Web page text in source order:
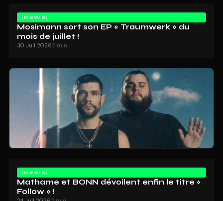
NEWS
Mosimann sort son EP « Traumwerk » du
mois de juillet !
30 Juil 20262 min
NEWS
Mathame et BONN dévoilent enfin le titre «
Follow » !